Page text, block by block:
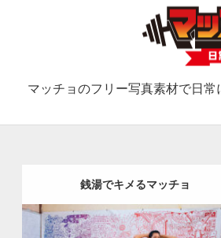
マッチョのフリー写真素材で日常
銭湯でキメるマッチョ
Update:2023.02.11